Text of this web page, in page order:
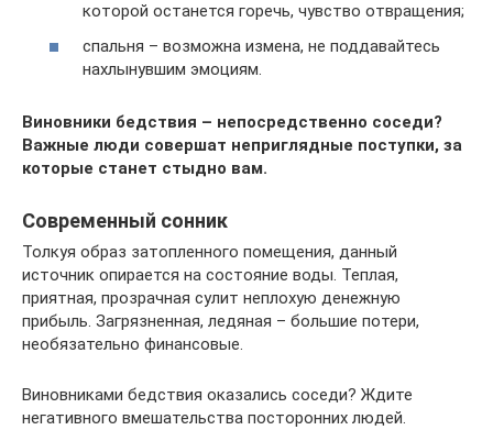
которой останется горечь, чувство отвращения;
спальня – возможна измена, не поддавайтесь
нахлынувшим эмоциям.
Виновники бедствия – непосредственно соседи?
Важные люди совершат неприглядные поступки, за
которые станет стыдно вам.
Современный сонник
Толкуя образ затопленного помещения, данный
источник опирается на состояние воды. Теплая,
приятная, прозрачная сулит неплохую денежную
прибыль. Загрязненная, ледяная – большие потери,
необязательно финансовые.
Виновниками бедствия оказались соседи? Ждите
негативного вмешательства посторонних людей.